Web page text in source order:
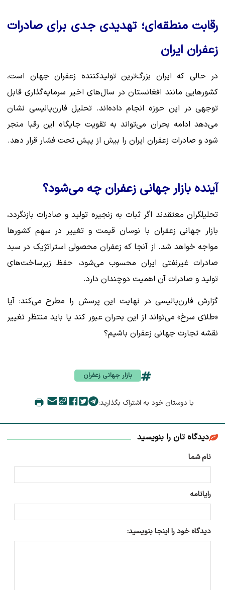
رقابت منطقه‌ای؛ تهدیدی جدی برای صادرات
زعفران ایران
در حالی که ایران بزرگ‌ترین تولیدکننده زعفران جهان است،
کشورهایی مانند افغانستان در سال‌های اخیر سرمایه‌گذاری قابل
توجهی در این حوزه انجام داده‌اند. تحلیل فارن‌پالیسی نشان
می‌دهد ادامه بحران می‌تواند به تقویت جایگاه این رقبا منجر
شود و صادرات زعفران ایران را بیش از پیش تحت فشار قرار دهد.
آینده بازار جهانی زعفران چه می‌شود؟
تحلیلگران معتقدند اگر ثبات به زنجیره تولید و صادرات بازنگردد،
بازار جهانی زعفران با نوسان قیمت و تغییر در سهم کشورها
مواجه خواهد شد. از آنجا که زعفران محصولی استراتژیک در سبد
صادرات غیرنفتی ایران محسوب می‌شود، حفظ زیرساخت‌های
تولید و صادرات آن اهمیت دوچندان دارد.
گزارش فارن‌پالیسی در نهایت این پرسش را مطرح می‌کند: آیا
«طلای سرخ» می‌تواند از این بحران عبور کند یا باید منتظر تغییر
نقشه تجارت جهانی زعفران باشیم؟
بازار جهانی زعفران
با دوستان خود به اشتراک بگذارید:
دیدگاه تان را بنویسید
نام شما
رایانامه
دیدگاه خود را اینجا بنویسید: